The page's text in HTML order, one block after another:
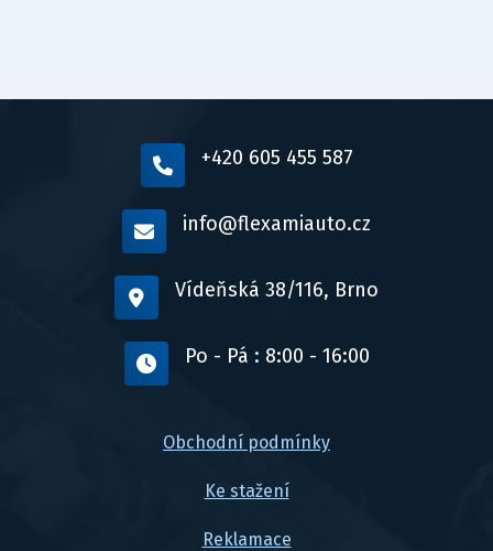
+420 605 455 587
info@flexamiauto.cz
Vídeňská 38/116, Brno
Po - Pá : 8:00 - 16:00
Obchodní podmínky
Ke stažení
Reklamace